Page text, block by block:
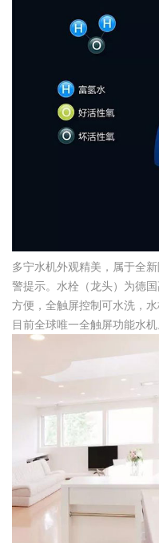
多宁水机外观精美，属于全
警提示。水栓（龙头）为德
方便，全触屏控制可水洗，
目前全球唯一全触屏功能水机